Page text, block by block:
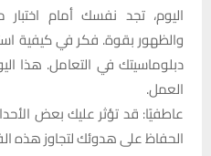
اليوم، تجد نفسك أمام
والظهور بقوة. فكر في كيفية
دبلوماسيتك في التعامل. هذا
العمل.
عاطفيًا: قد تؤثر عليك بعض
الحفاظ على هدوئك لتجاوز هذه